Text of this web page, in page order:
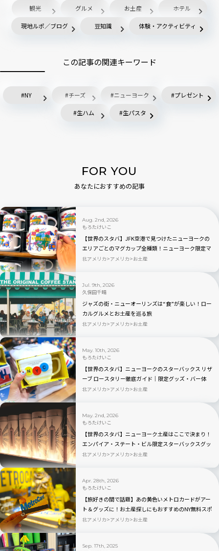
観光 グルメ お土産 ホテル
現地ルポ／ブログ 豆知識 体験・アクティビティ
この記事の関連キーワード
NY チーズ ニューヨーク プレゼント
生ハム 生パスタ
FOR YOU
あなたにおすすめの記事
Aug. 2nd, 2026
もろたけいこ
【世界のスタバ】JFK空港で見つけたニューヨークの
エリアごとのマグカップ全種類！ニューヨーク限定マ
グカップ＆タンブラー完全ガイド
北アメリカ アメリカ お土産
Jul. 9th, 2026
久保田千晴
ジャズの街・ニューオーリンズは“食”が楽しい！ロー
カルグルメとお土産を巡る旅
北アメリカ アメリカ お土産
May. 10th, 2026
もろたけいこ
【世界のスタバ】ニューヨークのスターバックス リザ
ーブ ロースタリー徹底ガイド｜限定グッズ・バー体
験・見どころを完全解説
北アメリカ アメリカ お土産
May. 2nd, 2026
もろたけいこ
【世界のスタバ】ニューヨーク土産はここで決まり！
エンパイア・ステート・ビル限定スターバックスグッ
ズ完全ガイド｜2026年最新
北アメリカ アメリカ お土産
Apr. 28th, 2026
もろたけいこ
【旅好きの間で話題】あの黄色いメトロカードがアー
ト＆グッズに！お土産探しにもおすすめのNY無料スポ
ット
北アメリカ アメリカ お土産
Sep. 17th, 2025